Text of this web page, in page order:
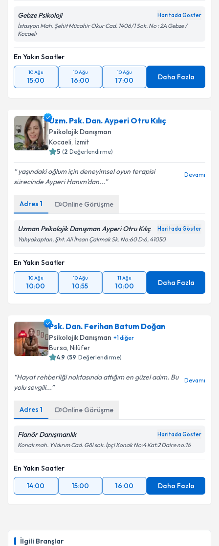
İlgili Branşlar
Gebze Psikoloji Haritada Göster
İstasyon Mah. Şehit Mücahir Okur Cad. 1406/1 Sok. No : 2A Gebze /
Kocaeli
En Yakın Saatler
10 Ağu
15:00
10 Ağu
16:00
10 Ağu
17:00 Daha Fazla
Uzm. Psk. Dan. Ayperi Otru Kılıç
Psikolojik Danışman
Kocaeli, İzmit
5 (2 Değerlendirme)
yaşındaki oğlum için deneyimsel oyun terapisi
sürecinde Ayperi Hanım’dan...
Devamı
Adres 1 Online Görüşme
Uzman Psikolojik Danışman Ayperi Otru Kılıç Haritada Göster
Yahyakaptan, Şht. Ali İhsan Çakmak Sk. No:60 D:6, 41050
En Yakın Saatler
10 Ağu
10:00
10 Ağu
10:55
11 Ağu
10:00 Daha Fazla
Psk. Dan. Ferihan Batum Doğan
Psikolojik Danışman +1diğer
Bursa, Nilüfer
4.9 (59 Değerlendirme)
Hayat rehberliği noktasında attığım en güzel adım. Bu
yolu sevgili...
Devamı
Adres 1 Online Görüşme
Flanör Danışmanlık Haritada Göster
Konak mah. Yıldırım Cad. Göl sok. İpçi Konak No:4 Kat:2 Daire no:16
En Yakın Saatler
14:00
15:00 16:00 Daha Fazla